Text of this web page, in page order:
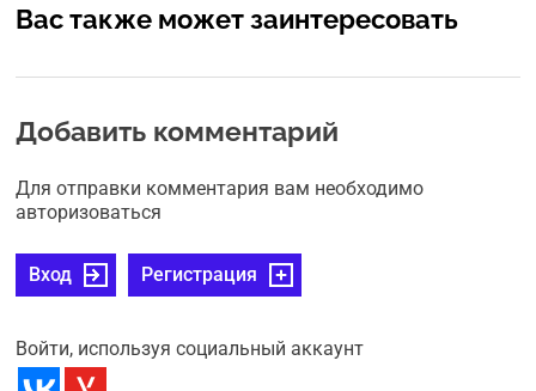
Вас также может заинтересовать
Добавить комментарий
Для отправки комментария вам необходимо
авторизоваться
Вход Регистрация
Войти, используя социальный аккаунт